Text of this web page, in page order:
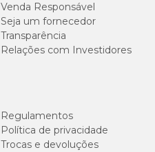
Venda Responsável
Seja um fornecedor
Transparência
Relações com Investidores
Regulamentos
Política de privacidade
Trocas e devoluções